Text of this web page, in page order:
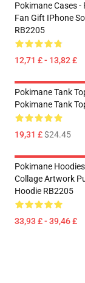
Pokimane Cases -
Fan Gift IPhone
RB2205
12,71 £ - 13,82 £
Pokimane Tank
Pokimane Tank
19,31 £$24.45
Pokimane
Collage Artwork
Hoodie RB2205
33,93 £ - 39,46 £